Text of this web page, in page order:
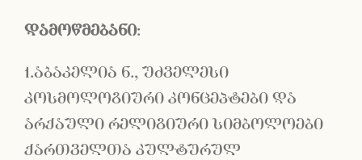
დამოწმებანი:
1.აბაკელია ნ., უძველესი
კოსმოლოგიური კონცეპტები და
არქაული რელიგიური სიმბოლოები
ქართველთა კულტურულ